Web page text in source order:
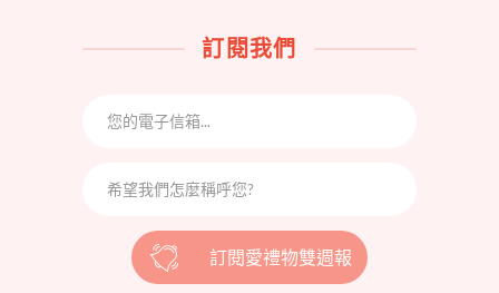
訂閱我們
訂閱愛禮物雙週報